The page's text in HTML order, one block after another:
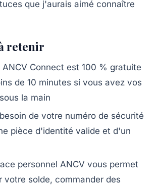
que j'aurais aimé connaître
retenir
Connect est 100 % gratuite
de 10 minutes si vous avez vos
la main
de votre numéro de sécurité
pièce d'identité valide et d'un
personnel ANCV vous permet
votre solde, commander des